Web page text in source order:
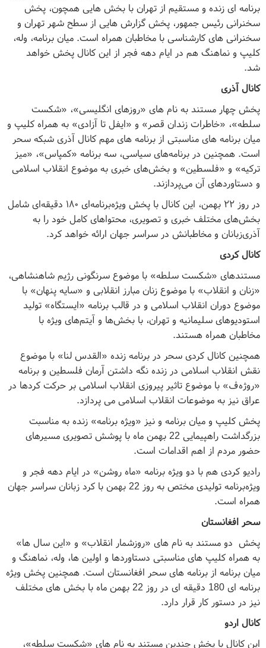
برنامه ای زنده و مستقیم از تهران با بخش هایی همچون، پخش
سخنرانی رئیس جمهور، پخش گزارش هایی از سطح شهر تهران و
سخنرانی های کارشناسی با مخاطبان همراه است. میان برنامه، وله،
کلیپ و نماهنگ هم در ایام دهه فجر از این کانال پخش خواهد
شد.
کانال آذری
پخش چهار مستند به نام های «روزهای انگلیسی»، «شکست
سلطه»، «خاطرات زندان قصر» و «ایفل تا آزادی» به همراه کلیپ و
میان برنامه های مناسبتی از برنامه های مهم کانال آذری شبکه سحر
است. همچنین در برنامه‌های سیاسی، سه برنامه «کمپاس»، «میز
ترکیه» و «فلسطین» و بخش‌های خبری به موضوع انقلاب اسلامی
و دستاوردهای آن می‌پردازند.
در روز ۲۲ بهمن، این کانال با پخش ویژه‌برنامه‌ای ۱۸۰ دقیقه‌ای شامل
بخش‌های مختلف خبری و تصویری، محتواهای کامل خود را به
آذری‌زبانان و مخاطبانش در سراسر جهان ارائه خواهد کرد.
کانال کردی
مستندهای «شکست سلطه» با موضوع سرنگونی رژیم شاهنشاهی،
«زنان و انقلاب» با موضوع زنان مبارز انقلابی و «سایه پنهان» با
موضوع دوران انقلاب اسلامی و در قالب برنامه «ایستگاه» تولید
استودیوهای سلیمانیه و تهران، با بخش‌ها و آیتم‌های ویژه با
مخاطبان همراه هستند.
همچنین کانال کردی سحر در برنامه زنده «القدس لنا» با موضوع
نقش انقلاب اسلامی در زنده نگه داشتن آرمان فلسطین و برنامه
«روژەڤ» با موضوع تاثیر پیروزی انقلاب اسلامی بر حرکت کردها در
عراق نیز به موضوعات انقلاب اسلامی می پردازد.
پخش کلیپ و میان برنامه و نیز «ویژه برنامه» زنده به مناسبت
بزرگداشت راهپیمایی 22 بهمن ماه با پوشش تصویری مسیرهای
حضور مردم از اهم اقدامات است.
رادیو کردی هم با دو ویژه برنامه «ماه روشن» در ایام دهه فجر و
ویژه‌برنامه تولیدی مختص به روز 22 بهمن با کرد زبانان سراسر جهان
همراه است.
سحر افغانستان
پخش دو مستند به نام های «روزشمار انقلاب» و «این سال ها»
به همراه کلیپ های مناسبتی دستاوردها و اولین ها، وله، نماهنگ و
میان برنامه از برنامه های سحر افغانستان است. همچنین پخش ویژه
برنامه ای 180 دقیقه ای در روز 22 بهمن ماه با بخش های مختلف
نیز در دستور کار قرار دارد.
کانال اردو
این کانال با پخش چندین مستند به نام های «شکست سلطه»،